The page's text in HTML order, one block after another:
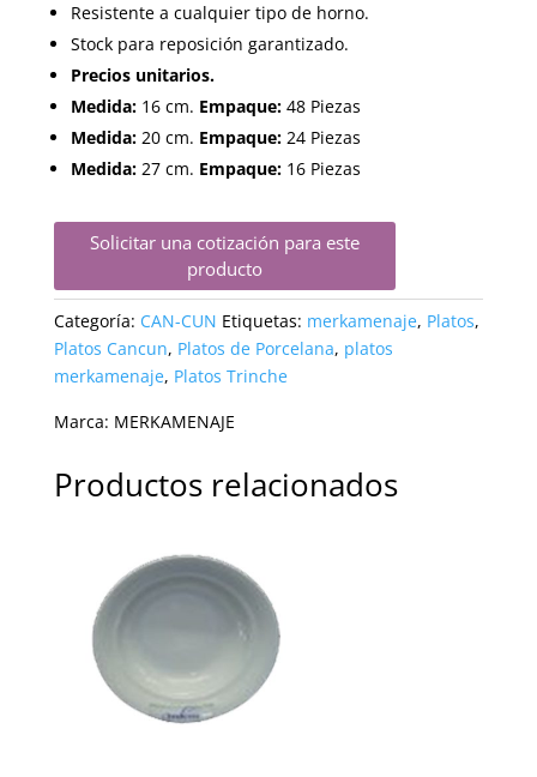
Resistente a cualquier tipo de horno.
Stock para reposición garantizado.
Precios unitarios.
Medida:16 cm. Empaque:48 Piezas
Medida:20 cm. Empaque:24 Piezas
Medida:27 cm. Empaque:16 Piezas
Solicitar una cotización para este
producto
Categoría: CAN-CUN Etiquetas: merkamenaje, Platos,
Platos Cancun, Platos de Porcelana, platos
merkamenaje, Platos Trinche
Marca: MERKAMENAJE
Productos relacionados